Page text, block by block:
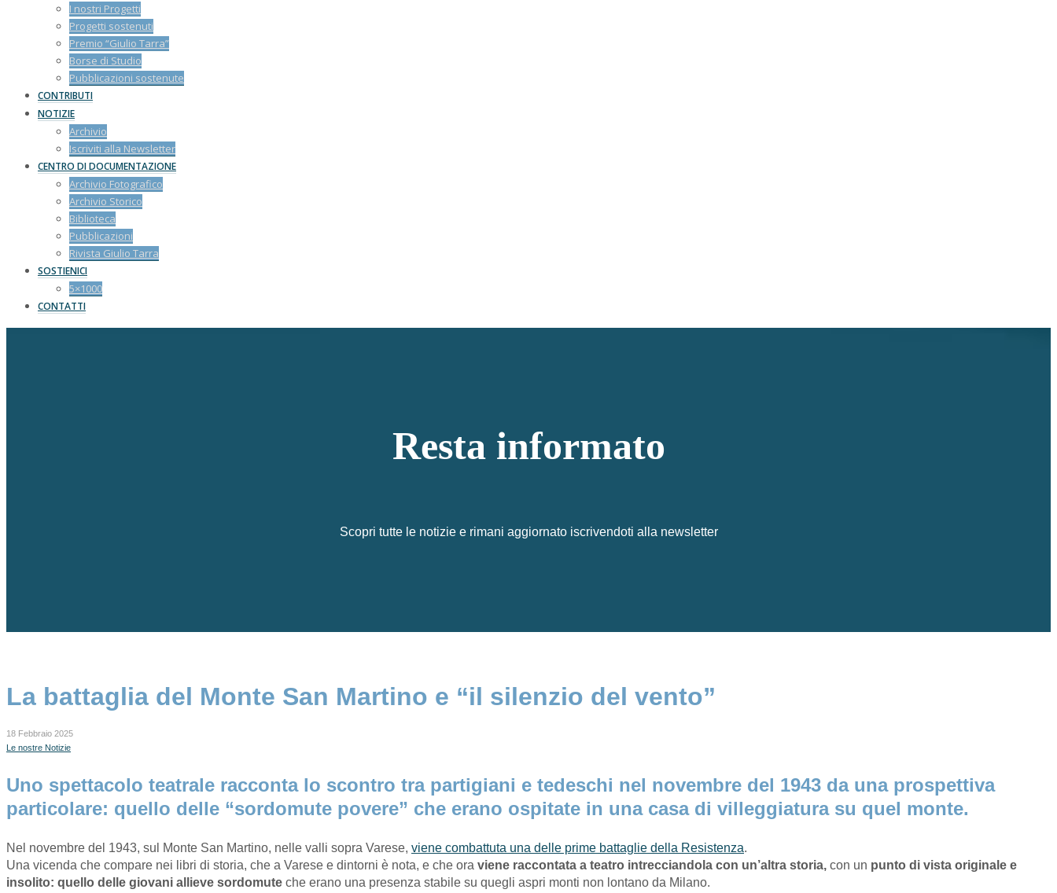
I nostri Progetti
Progetti sostenuti
Premio “Giulio Tarra”
Borse di Studio
Pubblicazioni sostenute
CONTRIBUTI
NOTIZIE
Archivio
Iscriviti alla Newsletter
CENTRO DI DOCUMENTAZIONE
Archivio Fotografico
Archivio Storico
Biblioteca
Pubblicazioni
Rivista Giulio Tarra
SOSTIENICI
5×1000
CONTATTI
Resta informato
Scopri tutte le notizie e rimani aggiornato iscrivendoti alla newsletter
La battaglia del Monte San Martino e “il silenzio del vento”
18 Febbraio 2025
Le nostre Notizie
Uno spettacolo teatrale racconta lo scontro tra partigiani e tedeschi nel novembre del 1943 da una prospettiva
particolare: quello delle “sordomute povere” che erano ospitate in una casa di villeggiatura su quel monte.
Nel novembre del 1943, sul Monte San Martino, nelle valli sopra Varese, viene combattuta una delle prime battaglie della Resistenza.
Una vicenda che compare nei libri di storia, che a Varese e dintorni è nota, e che ora viene raccontata a teatro intrecciandola con un’altra storia, con un punto di vista originale e
insolito: quello delle giovani allieve sordomute che erano una presenza stabile su quegli aspri monti non lontano da Milano.